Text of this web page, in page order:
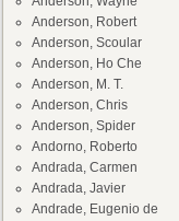
Anderson, Robert
Anderson, Scoular
Anderson, Ho Che
Anderson, M. T.
Anderson, Chris
Anderson, Spider
Andorno, Roberto
Andrada, Carmen
Andrada, Javier
Andrade, Eugenio de